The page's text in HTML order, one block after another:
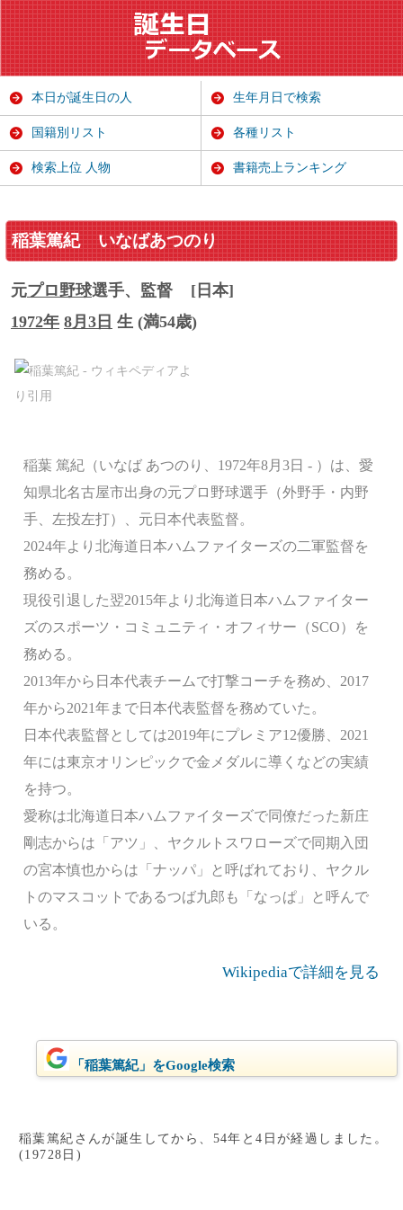
稲葉篤紀 いなばあつのり
元プロ野球選手、監督
[日本]
1972年 8月3日 生 (満54歳)
稲葉 篤紀（いなば あつのり、1972年8月3日 - ）は、愛
知県北名古屋市出身の元プロ野球選手（外野手・内野
手、左投左打）、元日本代表監督。
2024年より北海道日本ハムファイターズの二軍監督を
務める。
現役引退した翌2015年より北海道日本ハムファイター
ズのスポーツ・コミュニティ・オフィサー（SCO）を
務める。
2013年から日本代表チームで打撃コーチを務め、2017
年から2021年まで日本代表監督を務めていた。
日本代表監督としては2019年にプレミア12優勝、2021
年には東京オリンピックで金メダルに導くなどの実績
を持つ。
愛称は北海道日本ハムファイターズで同僚だった新庄
剛志からは「アツ」、ヤクルトスワローズで同期入団
の宮本慎也からは「ナッパ」と呼ばれており、ヤクル
トのマスコットであるつば九郎も「なっぱ」と呼んで
いる。
Wikipediaで詳細を見る
「稲葉篤紀」をGoogle検索
稲葉篤紀さんが誕生してから、54年と4日が経過しました。
(19728日)
本日が誕生日の人 生年月日で検索
国籍別リスト 各種リスト
検索上位 人物 書籍売上ランキング